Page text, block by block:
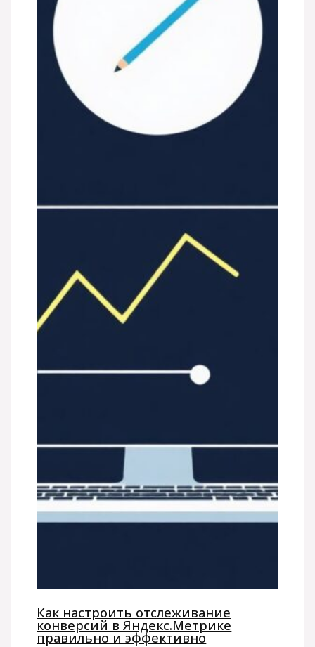
Как настроить отслеживание
конверсий в Яндекс.Метрике
правильно и эффективно